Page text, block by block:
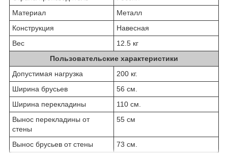
Материал
Металл
Конструкция
Навесная
Вес
12.5 кг
Пользовательские характеристики
Допустимая нагрузка
200 кг.
Ширина брусьев
56 см.
Ширина перекладины
110 см.
Вынос перекладины от
стены
55 см
Вынос брусьев от стены 73 см.